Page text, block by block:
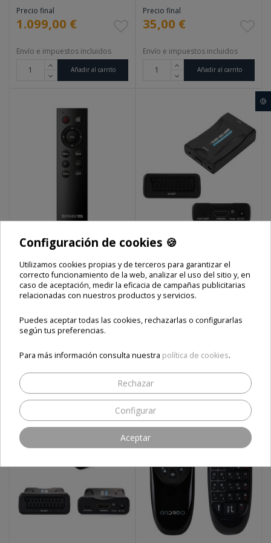
Precio final
1.099,00 €
Envío e impuestos incluidos
Añadir al carrito
Precio final
35,00 €
Envío e impuestos incluidos
Añadir al carrito
MANDO AIRMOUSE
AM1
Precio final
25,00 €
Añadir al carrito
CONVERSOR
EUROCONECTOR A
HML - HDMI - SCART
TO HDMI
Precio final
29,00 €
Añadir al carrito
Configuración de cookies 🍪
Utilizamos cookies propias y de terceros para garantizar el
correcto funcionamiento de la web, analizar el uso del sitio y, en
caso de aceptación, medir la eficacia de campañas publicitarias
relacionadas con nuestros productos y servicios.
Puedes aceptar todas las cookies, rechazarlas o configurarlas
según tus preferencias.
Para más información consulta nuestra política de cookies.
Rechazar
Configurar
Aceptar
🍪